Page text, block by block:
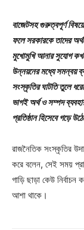
বাজেটসহ গুরুত্বপূর্ণ
ফলে সরকারকে তাদের
মুখোমুখি আনার সুযোগ
উন্নয়নের মধ্যে সমন্বয়
সংস্কৃতির ঘাটতি তুলে
ভাগই অর্থ ও সম্পদ
প্রতিষ্ঠান হিসেবে গড়ে
রাজনৈতিক সংস্কৃতির
করে বলেন, সেই সময়
গাড়ি ছাড়া কেউ নির্বাচন
আশা থাকে।